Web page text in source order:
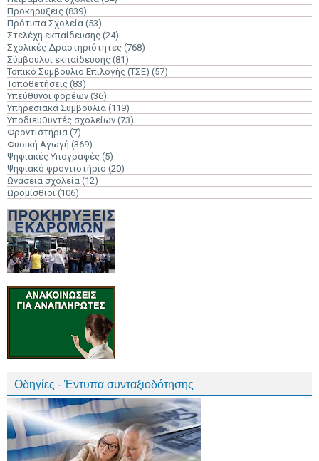
Προκηρύξεις (839)
Πρότυπα Σχολεία (53)
Στελέχη εκπαίδευσης (24)
Σχολικές Δραστηριότητες (768)
Σύμβουλοι εκπαίδευσης (81)
Τοπικό Συμβούλιο Επιλογής (ΤΣΕ) (57)
Τοποθετήσεις (83)
Υπεύθυνοι φορέων (36)
Υπηρεσιακά Συμβούλια (119)
Υποδιευθυντές σχολείων (73)
Φροντιστήρια (7)
Φυσική Αγωγή (369)
Ψηφιακές Υπογραφές (5)
Ψηφιακό φροντιστήριο (20)
Ωνάσεια σχολεία (12)
Ωρομίσθιοι (106)
Οδηγίες - Έντυπα συνταξιοδότησης